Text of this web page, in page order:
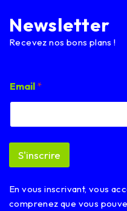
Newsletter
Recevez nos bons plans !
m
a
l
E
a
l
Email *
S'inscrire
En vous inscrivant, vous
comprenez que vous